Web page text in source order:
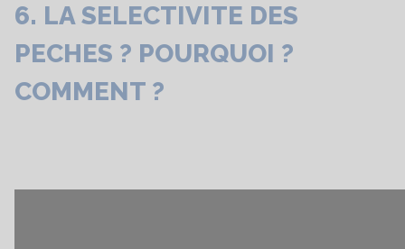
6. LA SELECTIVITE DES
PECHES ? POURQUOI ?
COMMENT ?